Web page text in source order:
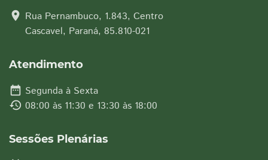
location_on Rua Pernambuco, 1.843, Centro
Cascavel, Paraná, 85.810-021
Atendimento
date_range Segunda à Sexta
history 08:00 às 11:30 e 13:30 às 18:00
Sessões Plenárias